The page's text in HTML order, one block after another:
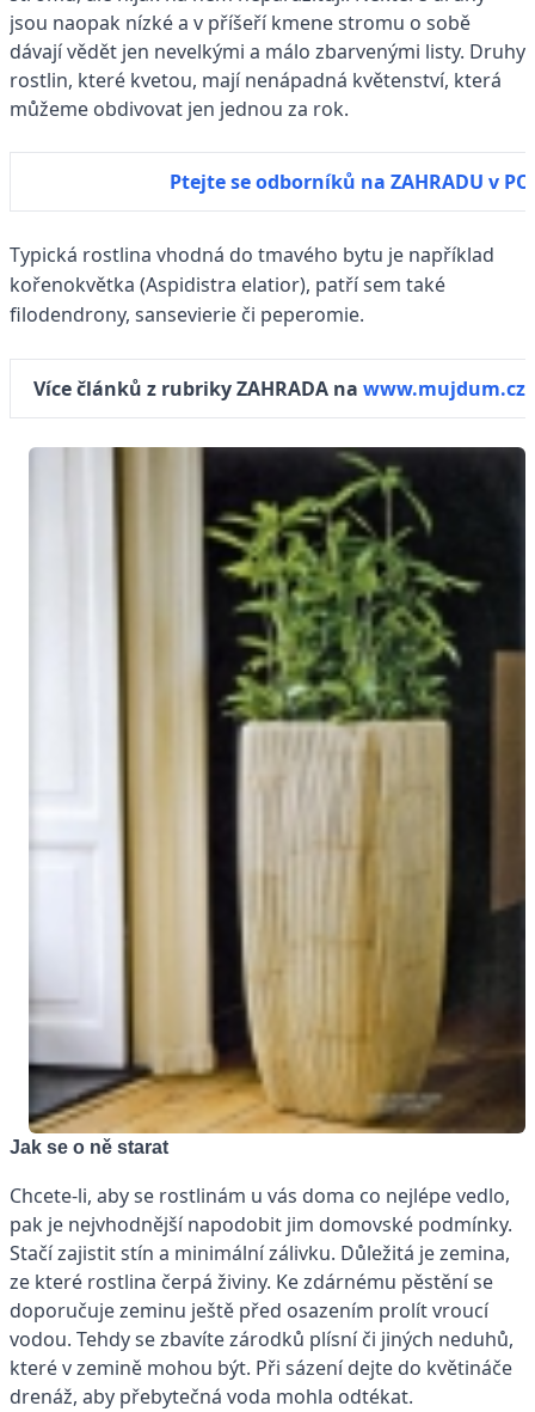
jsou naopak nízké a v příšeří kmene stromu o sobě
dávají vědět jen nevelkými a málo zbarvenými listy. Druhy
rostlin, které kvetou, mají nenápadná květenství, která
můžeme obdivovat jen jednou za rok.
Ptejte se odborníků na ZAHRADU v
Typická rostlina vhodná do tmavého bytu je například
kořenokvětka (Aspidistra elatior), patří sem také
filodendrony, sansevierie či peperomie.
Více článků z rubriky ZAHRADA na www.mujdum.cz
Jak se o ně starat
Chcete-li, aby se rostlinám u vás doma co nejlépe vedlo,
pak je nejvhodnější napodobit jim domovské podmínky.
Stačí zajistit stín a minimální zálivku. Důležitá je zemina,
ze které rostlina čerpá živiny. Ke zdárnému pěstění se
doporučuje zeminu ještě před osazením prolít vroucí
vodou. Tehdy se zbavíte zárodků plísní či jiných neduhů,
které v zemině mohou být. Při sázení dejte do květináče
drenáž, aby přebytečná voda mohla odtékat.